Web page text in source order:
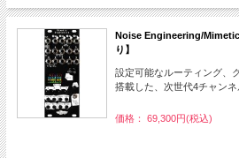
Noise Engineering/
り】
設定可能なルーティング、
搭載した、次世代4チャン
価格： 69,300円(税込)